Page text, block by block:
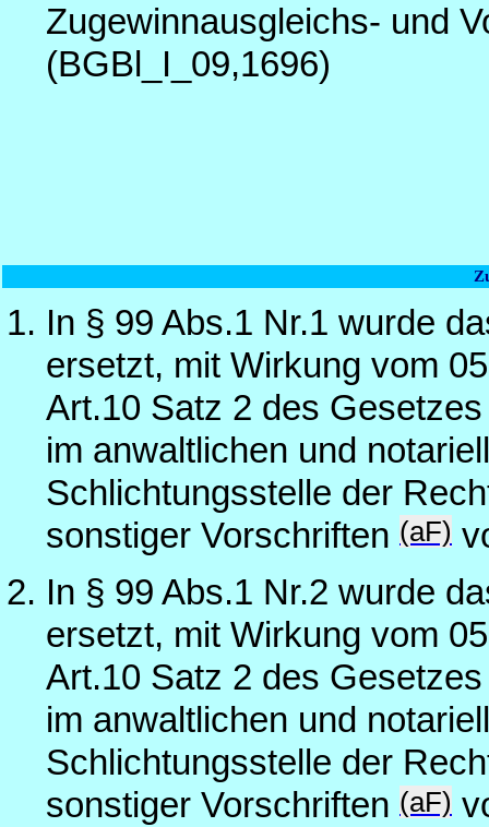
Zugewinnausgleichs- und
(BGBl_I_09,1696)
In § 99 Abs.1 Nr.1 wurde
ersetzt, mit Wirkung vom
Art.10 Satz 2 des
im anwaltlichen und
Schlichtungsstelle der
sonstiger Vorschriften (aF)
In § 99 Abs.1 Nr.2 wurde
ersetzt, mit Wirkung vom
Art.10 Satz 2 des
im anwaltlichen und
Schlichtungsstelle der
sonstiger Vorschriften (aF)